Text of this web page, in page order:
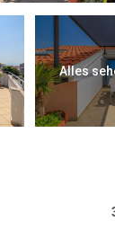
Alles